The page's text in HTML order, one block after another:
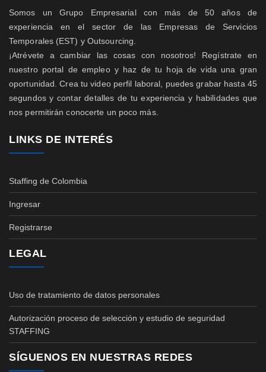
Somos un Grupo Empresarial con más de 50 años de
experiencia en el sector de las Empresas de Servicios
Temporales (EST) y Outsourcing.
¡Atrévete a cambiar las cosas con nosotros! Regístrate en
nuestro portal de empleo y haz de tu hoja de vida una gran
oportunidad. Crea tu video perfil laboral, puedes grabar hasta 45
segundos y contar detalles de tu experiencia y habilidades que
nos permitirán conocerte un poco más.
LINKS DE INTERÉS
Staffing de Colombia
Ingresar
Registrarse
LEGAL
Uso de tratamiento de datos personales
Autorización proceso de selección y estudio de seguridad
STAFFING
SÍGUENOS EN NUESTRAS REDES